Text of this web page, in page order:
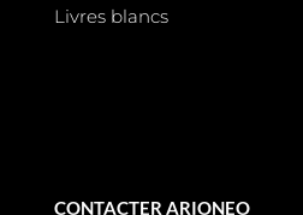
Livres blancs
CONTACTER ARIONEO